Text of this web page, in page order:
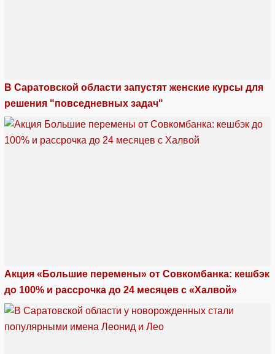
В Саратовской области запустят женские курсы для
решения "повседневных задач"
Акция «Большие перемены» от Совкомбанка: кешбэк
до 100% и рассрочка до 24 месяцев с «Халвой»